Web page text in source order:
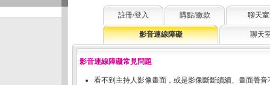
註冊/登入 購點/繳款 聊天
影音連線障礙 聊天
影音連線障礙常見問題
看不到主持人影像畫面，或是影像斷斷續續、畫面聲音